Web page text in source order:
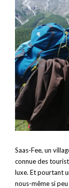
Saas-Fee, un
connue des
luxe. Et pourtant
nous-même si